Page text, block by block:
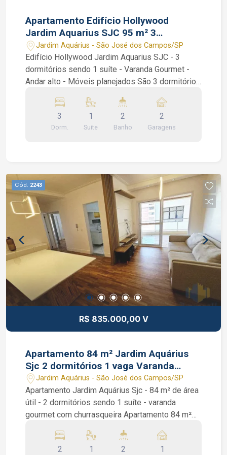
Apartamento Edifício Hollywood
Jardim Aquarius SJC 95 m² 3
dormitórios 1 suíte
Jardim Aquárius - São José dos Campos/SP
Edifício Hollywood Jardim Aquarius SJC - 3
dormitórios sendo 1 suíte - Varanda Gourmet -
Andar alto - Móveis planejados São 3 dormitórios
planejados e varanda na suíte, preparação para ar
condicionado, piso laminado, cozinha americana
com armários planejados, sala de 2 ambientes e
churrasqueira e academia e muito mais.
Interessados falar com o corretor de imóvel
Caique Lopes de CRECI 264.991 F (12) 99189-
7273 WhatsApp (Claro).
3
Dorm.
1
Suite
2
Banho
2
Garagens
Cód. 2243
R$ 835.000,00 V
Apartamento 84 m² Jardim Aquárius
Sjc 2 dormitórios 1 vaga Varanda
Gourmet
Jardim Aquárius - São José dos Campos/SP
Apartamento Jardim Aquárius Sjc - 84 m² de área
útil - 2 dormitórios sendo 1 suíte - varanda
gourmet com churrasqueira Apartamento 84 m²
suíte com sacada e ar condicionado, piso de
madeira, quartos com armários planejados,
2 1 2 1